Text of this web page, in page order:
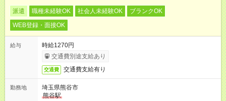
派遣 職種未経験OK 社会人未経験OK
ブランクOK
WEB登録・面接OK
給与
時給1270円
交通費別途支給あり
交通費 交通費支給有り
勤務地
埼玉県熊谷市
熊谷駅